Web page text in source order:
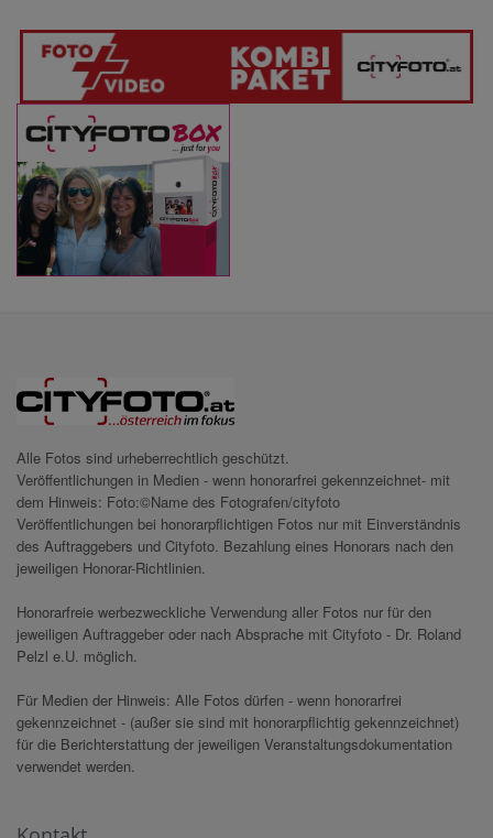
Alle Fotos sind urheberrechtlich geschützt.
Veröffentlichungen in Medien - wenn honorarfrei gekennzeichnet- mit
dem Hinweis: Foto:©Name des Fotografen/cityfoto
Veröffentlichungen bei honorarpflichtigen Fotos nur mit Einverständnis
des Auftraggebers und Cityfoto. Bezahlung eines Honorars nach den
jeweiligen Honorar-Richtlinien.
Honorarfreie werbezweckliche Verwendung aller Fotos nur für den
jeweiligen Auftraggeber oder nach Absprache mit Cityfoto - Dr. Roland
Pelzl e.U. möglich.
Für Medien der Hinweis: Alle Fotos dürfen - wenn honorarfrei
gekennzeichnet - (außer sie sind mit honorarpflichtig gekennzeichnet)
für die Berichterstattung der jeweiligen Veranstaltungsdokumentation
verwendet werden.